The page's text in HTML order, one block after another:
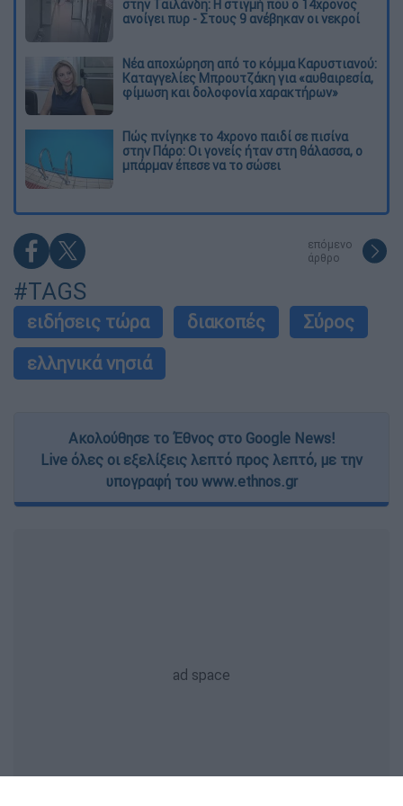
στην Ταϊλάνδη: Η στιγμή που ο 14χρονος
ανοίγει πυρ - Στους 9 ανέβηκαν οι νεκροί
Νέα αποχώρηση από το κόμμα Καρυστιανού:
Καταγγελίες Μπρουτζάκη για «αυθαιρεσία,
φίμωση και δολοφονία χαρακτήρων»
Πώς πνίγηκε το 4χρονο παιδί σε πισίνα
στην Πάρο: Οι γονείς ήταν στη θάλασσα, ο
μπάρμαν έπεσε να το σώσει
επόμενο
άρθρο
#TAGS
ειδήσεις τώρα διακοπές
Σύρος
ελληνικά νησιά
Ακολούθησε το Έθνος στο Google News!
Live όλες οι εξελίξεις λεπτό προς λεπτό, με την
υπογραφή του www.ethnos.gr